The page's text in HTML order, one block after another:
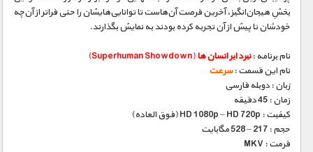
بخشِ هیجان‌انگیز، آخرین فرصت آن‌ها‌ست تا توانایی‌هایشان را حتی فراتر از آن‌چه
خودشان تا پیش از آن تجربه کرده بودند به نمایش بگذارند.
نام برنامه :نبرد ابر انسان ها(Superhuman Showdown)
نام این قسمت :سرعت
زبان : دوبله فارسی
زمان : 45 دقیقه
کیفیت : HD 1080p – HD 720p (فوق العاده)
حجم : 217 – 528 مگابایت
فرمت : MKV